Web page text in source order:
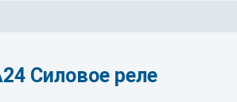
Cиловое реле